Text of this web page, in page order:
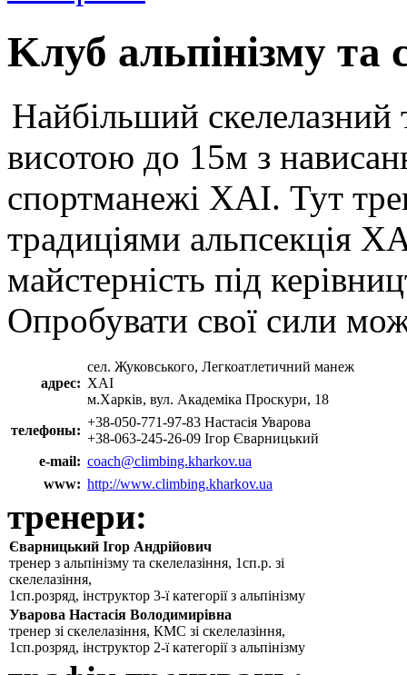
Kлуб альпінізму та
Найбільший скелелазний
висотою до 15м з
спортманежі ХАІ. Тут
традиціями альпсекція
майстерність під
Опробувати свої сили
адрес:
сел. Жуковського, Легкоатлетичний манеж
ХАІ
м.Харків, вул. Академіка Проскури, 18
телефоны:
+38-050-771-97-83 Настасія Уварова
+38-063-245-26-09 Ігор Єварницький
e-mail: coach@climbing.kharkov.ua
www: http://www.climbing.kharkov.ua
тренери:
Єварницький Ігор Андрійович
тренер з альпінізму та скелелазіння, 1сп.р. зі
скелелазіння,
1сп.розряд, інструктор 3-ї категорії з альпінізму
Уварова Настасія Володимирівна
тренер зі скелелазіння, КМС зі скелелазіння,
1сп.розряд, інструктор 2-ї категорії з альпінізму